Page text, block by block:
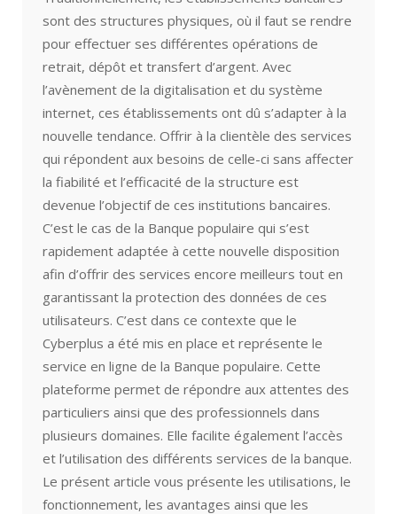
sont des structures physiques, où il faut se rendre
pour effectuer ses différentes opérations de
retrait, dépôt et transfert d’argent. Avec
l’avènement de la digitalisation et du système
internet, ces établissements ont dû s’adapter à la
nouvelle tendance. Offrir à la clientèle des services
qui répondent aux besoins de celle-ci sans affecter
la fiabilité et l’efficacité de la structure est
devenue l’objectif de ces institutions bancaires.
C’est le cas de la Banque populaire qui s’est
rapidement adaptée à cette nouvelle disposition
afin d’offrir des services encore meilleurs tout en
garantissant la protection des données de ces
utilisateurs. C’est dans ce contexte que le
Cyberplus a été mis en place et représente le
service en ligne de la Banque populaire. Cette
plateforme permet de répondre aux attentes des
particuliers ainsi que des professionnels dans
plusieurs domaines. Elle facilite également l’accès
et l’utilisation des différents services de la banque.
Le présent article vous présente les utilisations, le
fonctionnement, les avantages ainsi que les